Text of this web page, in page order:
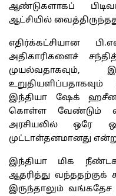
ஆண்டுகளாகப்
ஆட்சியில்
எதிர்க்கட்சியான
அதிகாரிகளைச்
முயல்வதாகவும்,
இந்தியா ஷேக்
கொள்ள வேண்டும்
அரசியலில் ஒரே
முட்டாள்தனமானது
இந்தியா மிக
ஆதரித்து
இருந்தாலும்